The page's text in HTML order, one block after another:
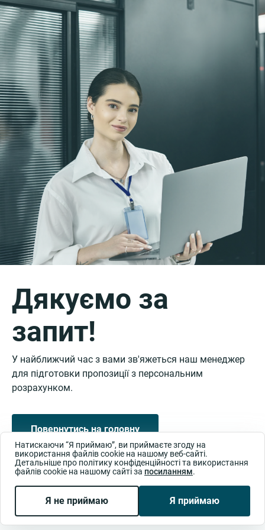
Дякуємо за
запит!
У найближчий час з вами зв'яжеться наш менеджер
для підготовки пропозиції з персональним
розрахунком.
Повернутись на головну
Ми в соц. мережах:
Натискаючи “Я приймаю”, ви приймаєте згоду на
використання файлів cookie на нашому веб-сайті.
Детальніше про політику конфіденційності та використання
файлів cookie на нашому сайті за посиланням.
Я не приймаю Я приймаю